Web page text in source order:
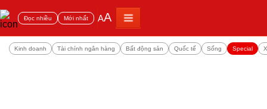
Đọc nhiều Mới nhất AA
Kinh doanh Tài chính ngân hàng Bất động sản Quốc tế Sống Special